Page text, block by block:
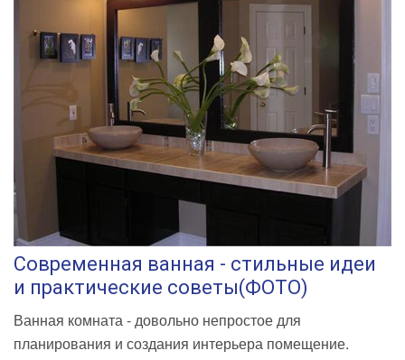
Современная ванная - стильные идеи
и практические советы(ФОТО)
Ванная комната - довольно непростое для
планирования и создания интерьера помещение.